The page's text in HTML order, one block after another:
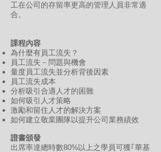
工在公司的存留率更高的管理人員非常適
合。
課程內容
為什麼有員工流失？
員工流失－問題與機會
量度員工流失並分析背後因素
員工流失成本
分析吸引合適人才的困難
如何吸引人才策略
激勵和留住人才的解決方案
如何建立敬業團隊以提升公司業務績效
證書頒發
出席率達總時數80%以上之學員可獲｢華基